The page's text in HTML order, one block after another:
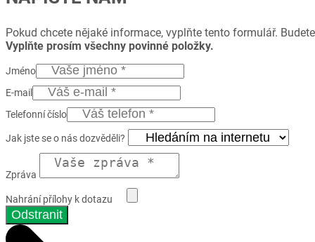
Pokud chcete nějaké informace, vyplňte tento formulář.
Vyplňte prosím všechny povinné položky.
Jméno
E-mail
Telefonní číslo
Jak jste se o nás dozvěděli?
Zpráva
Nahrání přílohy k dotazu
Odstranit